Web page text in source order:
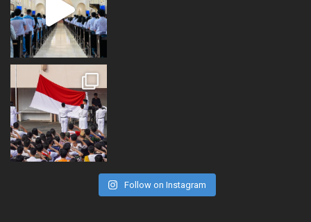
Follow on Instagram